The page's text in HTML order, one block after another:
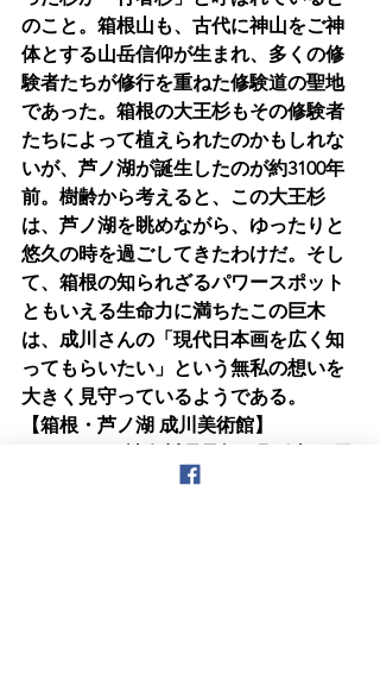
のこと。箱根山も、古代に神山をご神
体とする山岳信仰が生まれ、多くの修
験者たちが修行を重ねた修験道の聖地
であった。箱根の大王杉もその修験者
たちによって植えられたのかもしれな
いが、芦ノ湖が誕生したのが約3100年
前。樹齢から考えると、この大王杉
は、芦ノ湖を眺めながら、ゆったりと
悠久の時を過ごしてきたわけだ。そし
て、箱根の知られざるパワースポット
ともいえる生命力に満ちたこの巨木
は、成川さんの「現代日本画を広く知
ってもらいたい」という無私の想いを
大きく見守っているようである。
【箱根・芦ノ湖 成川美術館】